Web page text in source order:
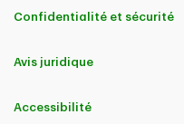
Confidentialité et sécurité
Avis juridique
Accessibilité